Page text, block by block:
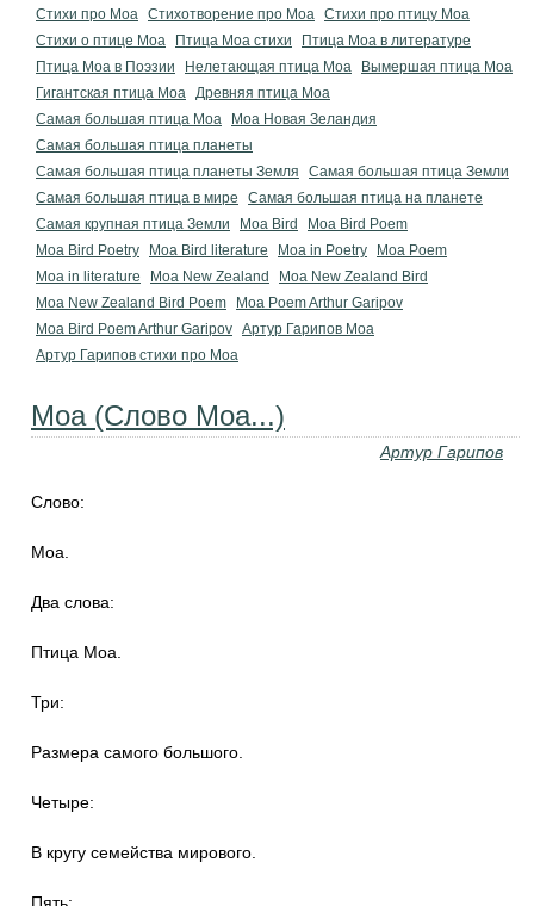
Стихи про Моа Стихотворение про Моа Стихи про птицу Моа
Стихи о птице Моа
Птица Моа стихи
Птица Моа в литературе
Птица Моа в Поэзии
Нелетающая птица Моа
Вымершая птица Моа
Гигантская птица Моа Древняя птица Моа
Самая большая птица Моа
Моа Новая Зеландия
Самая большая птица планеты
Самая большая птица планеты Земля
Самая большая птица Земли
Самая большая птица в мире
Самая большая птица на планете
Самая крупная птица Земли
Moa Bird
Moa Bird Poem
Moa Bird Poetry
Moa Bird literature Moa in Poetry
Moa Poem
Moa in literature
Moa New Zealand
Moa New Zealand Bird
Moa New Zealand Bird Poem
Moa Poem Arthur Garipov
Moa Bird Poem Arthur Garipov Артур Гарипов Моа
Артур Гарипов стихи про Моа
Моа (Слово Моа...)
Артур Гарипов
Слово:
Моа.
Два слова:
Птица Моа.
Три:
Размера самого большого.
Четыре:
В кругу семейства мирового.